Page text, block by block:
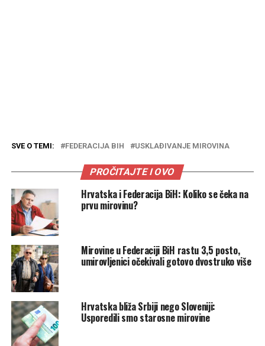
SVE O TEMI: FEDERACIJA BIH USKLAĐIVANJE MIROVINA
PROČITAJTE I OVO
Hrvatska i Federacija BiH: Koliko se čeka na
prvu mirovinu?
Mirovine u Federaciji BiH rastu 3,5 posto,
umirovljenici očekivali gotovo dvostruko više
Hrvatska bliža Srbiji nego Sloveniji:
Usporedili smo starosne mirovine